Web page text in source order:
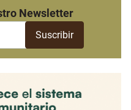
Newsletter